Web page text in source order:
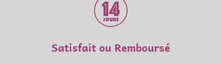
Satisfait ou Remboursé